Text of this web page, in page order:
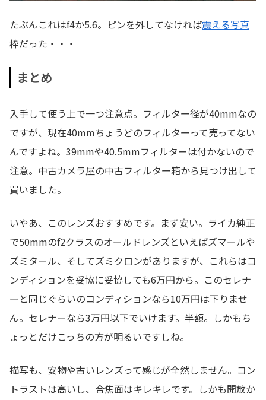
たぶんこれはf4か5.6。ピンを外してなければ震える写真
枠だった・・・
まとめ
入手して使う上で一つ注意点。フィルター径が40mmなの
ですが、現在40mmちょうどのフィルターって売ってない
んですよね。39mmや40.5mmフィルターは付かないので
注意。中古カメラ屋の中古フィルター箱から見つけ出して
買いました。
いやあ、このレンズおすすめです。まず安い。ライカ純正
で50mmのf2クラスのオールドレンズといえばズマールや
ズミタール、そしてズミクロンがありますが、これらはコ
ンディションを妥協に妥協しても6万円から。このセレナ
ーと同じぐらいのコンディションなら10万円は下りませ
ん。セレナーなら3万円以下でいけます。半額。しかもち
ょっとだけこっちの方が明るいですしね。
描写も、安物や古いレンズって感じが全然しません。コン
トラストは高いし、合焦面はキレキレです。しかも開放か